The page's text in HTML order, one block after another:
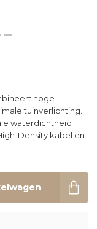
hoge
tuinverlichting.
waterdichtheid
Density kabel en